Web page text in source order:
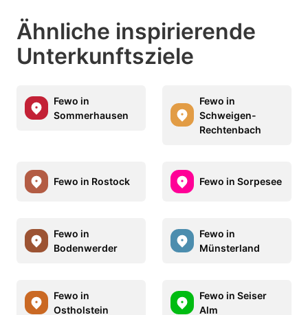
Ähnliche inspirierende
Unterkunftsziele
Fewo in
Sommerhausen
Fewo in
Schweigen-
Rechtenbach
Fewo in Rostock Fewo in Sorpesee
Fewo in
Bodenwerder
Fewo in
Münsterland
Fewo in
Ostholstein
Fewo in Seiser
Alm